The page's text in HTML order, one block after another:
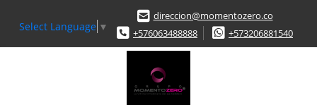
Select Language ▼
direccion@momentozero.co
+576063488888
+573206881540